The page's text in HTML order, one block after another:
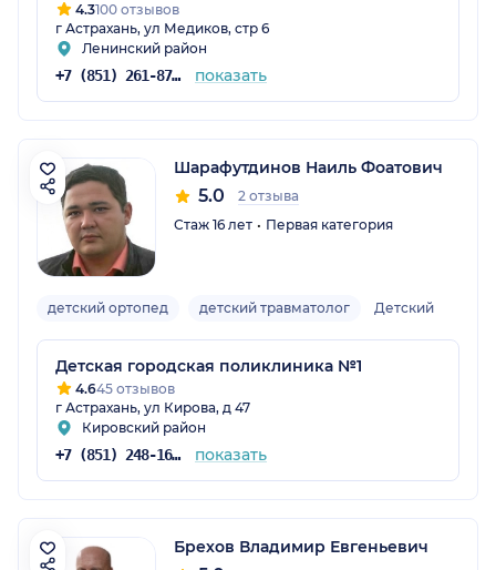
4.3100 отзывов
г Астрахань, ул Медиков, стр 6
Ленинский район
+7 (851) 261-87-56 показать
Шарафутдинов Наиль Фоатович
5.0
2 отзыва
Стаж 16 лет
Первая категория
детский ортопед детский травматолог Детский
Детская городская поликлиника №1
4.645 отзывов
г Астрахань, ул Кирова, д 47
Кировский район
+7 (851) 248-16-33 показать
Брехов Владимир Евгеньевич